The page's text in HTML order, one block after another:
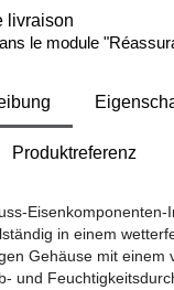
livraison
le module
Produktreferenz
Eisenkomponenten-
in einem
Gehäuse mit einem
und